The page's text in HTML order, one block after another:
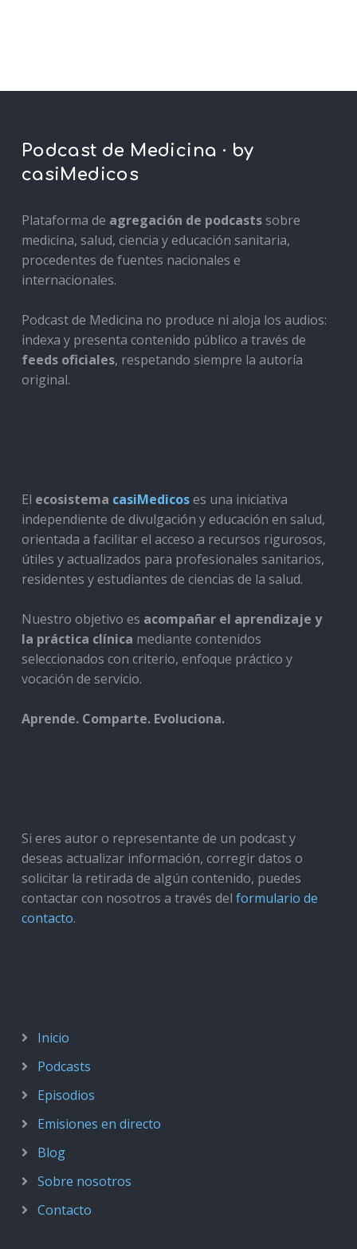
Podcast de Medicina · by
casiMedicos
Plataforma de agregación de podcastssobre
medicina, salud, ciencia y educación sanitaria,
procedentes de fuentes nacionales e
internacionales.
Podcast de Medicina no produce ni aloja los audios:
indexa y presenta contenido público a través de
feeds oficiales, respetando siempre la autoría
original.
El ecosistema casiMedicoses una iniciativa
independiente de divulgación y educación en salud,
orientada a facilitar el acceso a recursos rigurosos,
útiles y actualizados para profesionales sanitarios,
residentes y estudiantes de ciencias de la salud.
Nuestro objetivo es acompañar el aprendizaje y
la práctica clínica mediante contenidos
seleccionados con criterio, enfoque práctico y
vocación de servicio.
Aprende. Comparte. Evoluciona.
Si eres autor o representante de un podcast y
deseas actualizar información, corregir datos o
solicitar la retirada de algún contenido, puedes
contactar con nosotros a través del formulario de
contacto.
Inicio
Podcasts
Episodios
Emisiones en directo
Blog
Sobre nosotros
Contacto